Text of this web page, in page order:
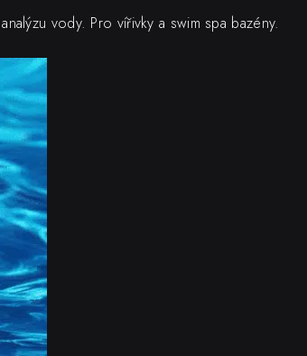
vody. Pro vířivky a swim spa bazény.